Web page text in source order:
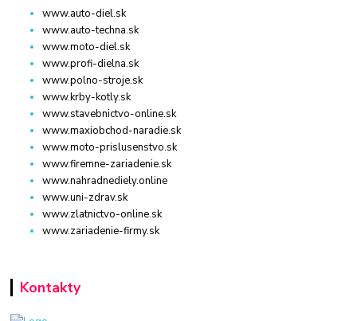
www.auto-diel.sk
www.auto-techna.sk
www.moto-diel.sk
www.profi-dielna.sk
www.polno-stroje.sk
www.krby-kotly.sk
www.stavebnictvo-online.sk
www.maxiobchod-naradie.sk
www.moto-prislusenstvo.sk
www.firemne-zariadenie.sk
www.nahradnediely.online
www.uni-zdrav.sk
www.zlatnictvo-online.sk
www.zariadenie-firmy.sk
Kontakty